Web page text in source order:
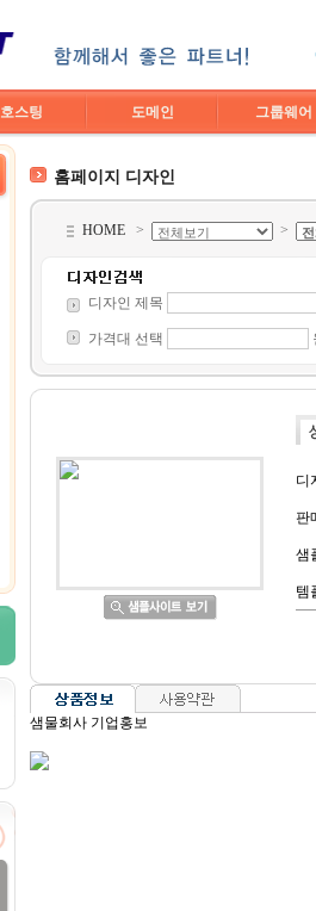
호스팅 도메인 그룹웨어
홈페이지 디자인
HOME > >
디자인 제목
가격대 선택
디
판
샘
템
샘물회사 기업홍보